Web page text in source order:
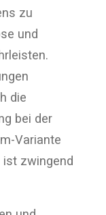
zu
und
die
bei der
Variante
zwingend